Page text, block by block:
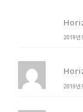
2019년
2019년